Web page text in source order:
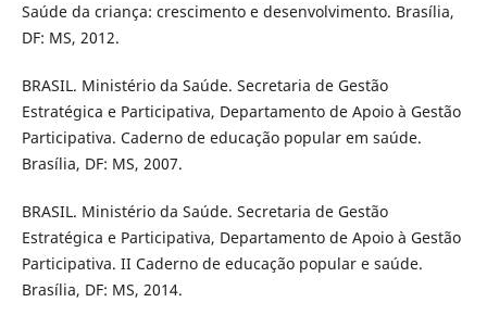
Saúde da criança: crescimento e desenvolvimento. Brasília,
DF: MS, 2012.
BRASIL. Ministério da Saúde. Secretaria de Gestão
Estratégica e Participativa, Departamento de Apoio à Gestão
Participativa. Caderno de educação popular em saúde.
Brasília, DF: MS, 2007.
BRASIL. Ministério da Saúde. Secretaria de Gestão
Estratégica e Participativa, Departamento de Apoio à Gestão
Participativa. II Caderno de educação popular e saúde.
Brasília, DF: MS, 2014.